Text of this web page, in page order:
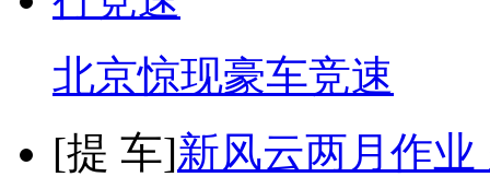
北京惊现豪车竞速
[提 车]新风云两月作